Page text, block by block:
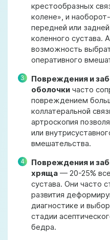
крестообразных
колене», и
передней или
коленного сустава.
возможность
оперативного
Повреждения и
оболочки часто
повреждением
коллатеральной
артроскопия
или
вмешательства.
Повреждения и
хряща — 20-25%
сустава. Они часто
развития
диагностике и
стадии
бедра.